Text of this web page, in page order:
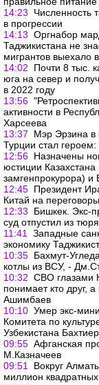
14:23
Численность
в прогрессии
14:13 Оргнабор
Таджикистана не
мигрантов выехало
14:02
Почти 8 тыс.
юга на север и
в 2022 году
13:56
активности в
Харсеева
13:37
Мэр Эрзина в
Турции стал
12:56 Назначены
юстиции
замгенпрокурора) и
12:45 Президент
Китай на
12:33
Бишкек. Экс-
суд отпустил из
11:41
Западные
экономику
10:35 Бахмут-
котлы из ВСУ, -
10:32 СВО глазами
понимает кто друг,
Ашимбаев
10:10 Умер экс-
Комитета по
Узбекистана
09:55 Афганская
М.Казначеев
09:51
Вокруг
миллион